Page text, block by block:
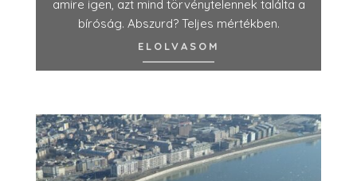
amire igen, azt mind törvénytelennek találta a
bíróság. Abszurd? Teljes mértékben.
ELOLVASOM